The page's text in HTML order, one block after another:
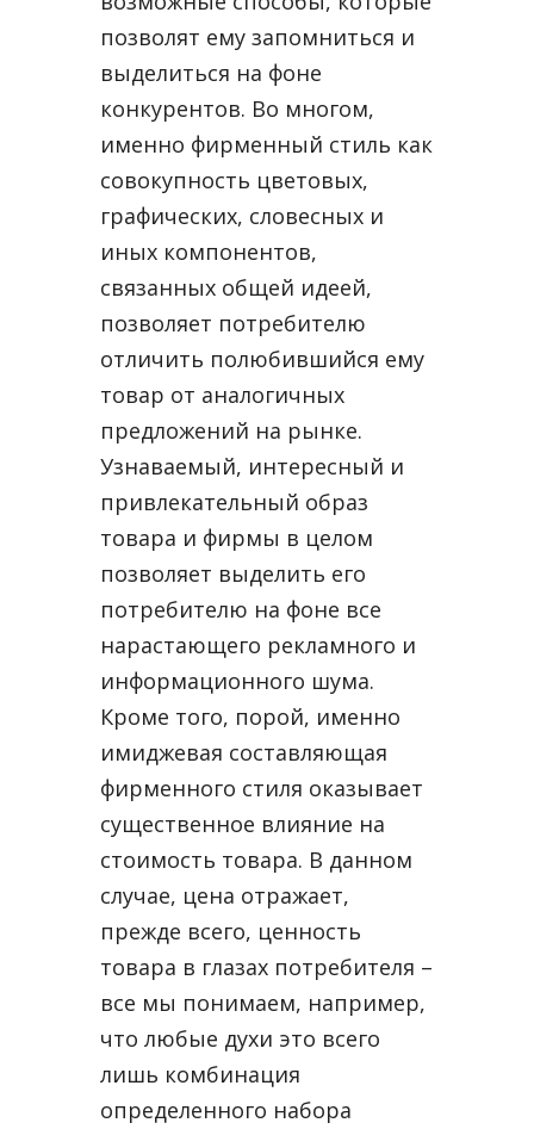
позволят ему запомниться и
выделиться на фоне
конкурентов. Во многом,
именно фирменный стиль как
совокупность цветовых,
графических, словесных и
иных компонентов,
связанных общей идеей,
позволяет потребителю
отличить полюбившийся ему
товар от аналогичных
предложений на рынке.
Узнаваемый, интересный и
привлекательный образ
товара и фирмы в целом
позволяет выделить его
потребителю на фоне все
нарастающего рекламного и
информационного шума.
Кроме того, порой, именно
имиджевая составляющая
фирменного стиля оказывает
существенное влияние на
стоимость товара. В данном
случае, цена отражает,
прежде всего, ценность
товара в глазах потребителя –
все мы понимаем, например,
что любые духи это всего
лишь комбинация
определенного набора